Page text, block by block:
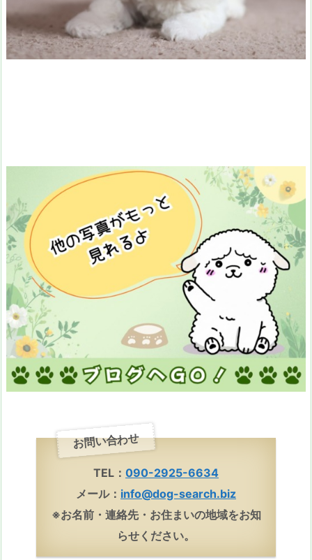
お問い合わせ
TEL： 090-2925-6634
メール： info@dog-search.biz
※お名前・連絡先・お住まいの地域をお知
らせください。